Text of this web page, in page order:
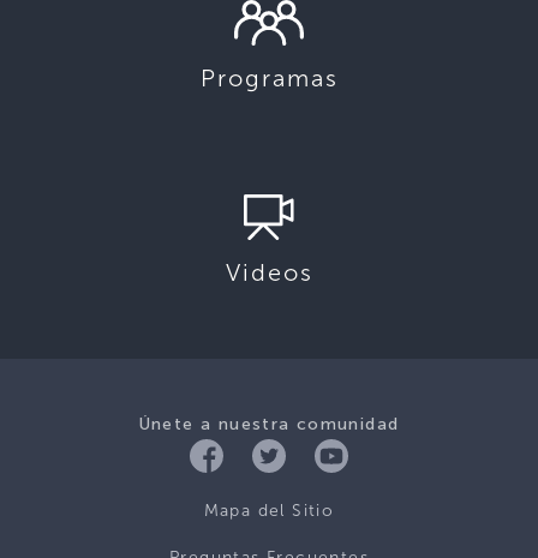
Programas
Videos
Únete a nuestra comunidad
Mapa del Sitio